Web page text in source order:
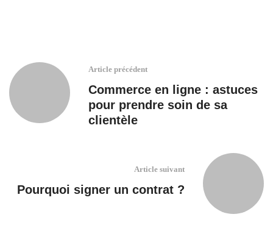
Article précédent
Commerce en ligne : astuces
pour prendre soin de sa
clientèle
Article suivant
Pourquoi signer un contrat ?